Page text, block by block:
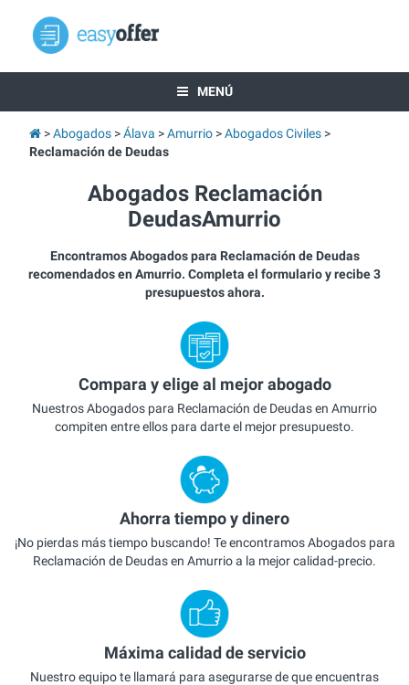
MENÚ
Abogados Álava Amurrio
Abogados Civiles
Reclamación de Deudas
Abogados Reclamación
DeudasAmurrio
Encontramos Abogados para Reclamación de Deudas
recomendados en Amurrio. Completa el formulario y recibe 3
presupuestos ahora.
Compara y elige al mejor abogado
Nuestros Abogados para Reclamación de Deudas en Amurrio
compiten entre ellos para darte el mejor presupuesto.
Ahorra tiempo y dinero
¡No pierdas más tiempo buscando! Te encontramos Abogados para
Reclamación de Deudas en Amurrio a la mejor calidad-precio.
Máxima calidad de servicio
Nuestro equipo te llamará para asegurarse de que encuentras